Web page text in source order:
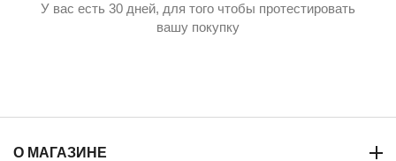
У вас есть 30 дней, для того чтобы протестировать
вашу покупку
О МАГАЗИНЕ